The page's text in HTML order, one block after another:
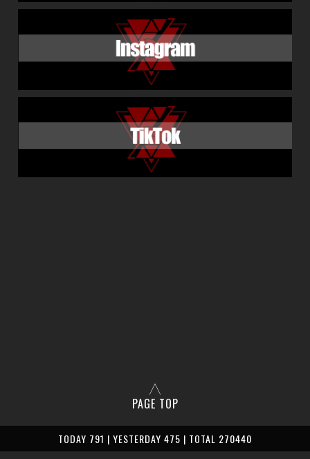
PAGE TOP
TODAY 791 | YESTERDAY 475 | TOTAL 270440